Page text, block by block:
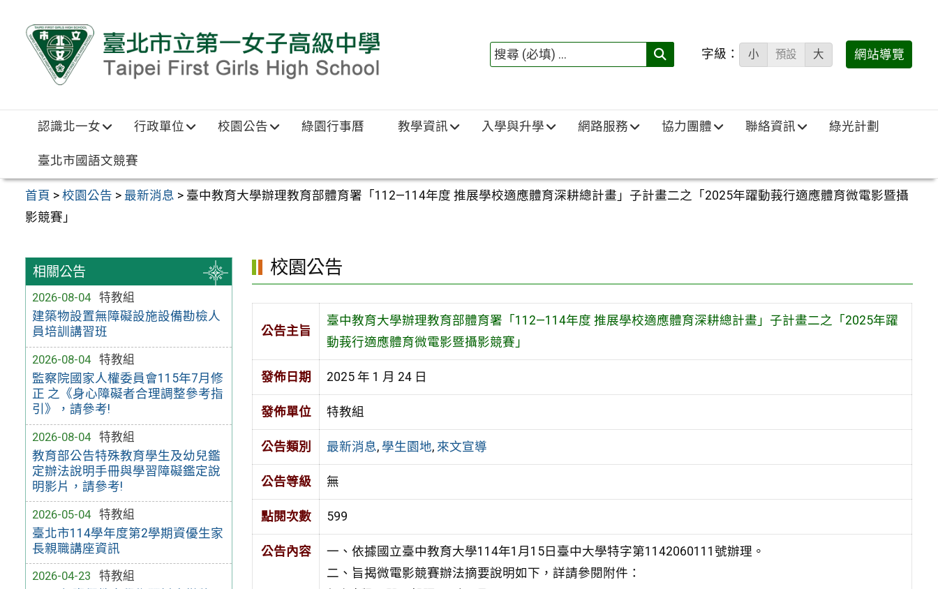
搜
填)：
字級： 小 預設 大 網站導覽
認識北一女 行政單位 校園公告 綠園行事曆 教學資訊 入學與升學 網路服務 協力團體 聯絡資訊 綠光計劃
臺北市國語文競賽
首頁 >校園公告 > 最新消息 > 臺中教育大學辦理教育部體育署「112—114年度 推展學校適應體育深耕總計畫」子計畫二之「2025年躍動莪行適應體育微電影暨攝
影競賽」
相關公告
2026-08-04
特教組
建築物設置無障礙設施設備勘檢人
員培訓講習班
2026-08-04
特教組
監察院國家人權委員會115年7月修
正 之《身心障礙者合理調整參考指
引》，請參考!
2026-08-04
特教組
教育部公告特殊教育學生及幼兒鑑
定辦法說明手冊與學習障礙鑑定說
明影片，請參考!
2026-05-04
特教組
臺北市114學年度第2學期資優生家
長親職講座資訊
2026-04-23
特教組
校園公告
公告主旨
臺中教育大學辦理教育部體育署「112—114年度 推展學校適應體育深耕總計畫」子計畫二之「2025年躍
動莪行適應體育微電影暨攝影競賽」
發佈日期 2025 年 1 月 24 日
發佈單位 特教組
公告類別 最新消息, 學生園地, 來文宣導
公告等級 無
點閱次數 599
公告內容
一、依據國立臺中教育大學114年1月15日臺中大學特字第1142060111號辦理。
二、旨揭微電影競賽辦法摘要說明如下，詳請參閱附件：